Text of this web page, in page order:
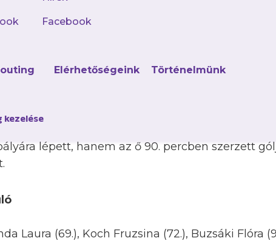
Facebook
Elérhetőségeink Történelmünk
kezelése
a Tigre HFC Vasad ellen.
éves tehetségünk,
lépett, hanem az ő 90. percben szerzett
Laura (69.), Koch Fruzsina (72.), Buzsáki Flóra